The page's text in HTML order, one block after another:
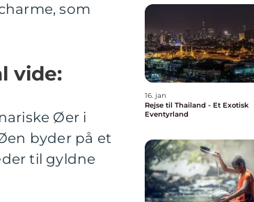
som
vide:
Øer i
byder på et
til gyldne
16. jan
Rejse til Thailand - Et Exotisk
Eventyrland